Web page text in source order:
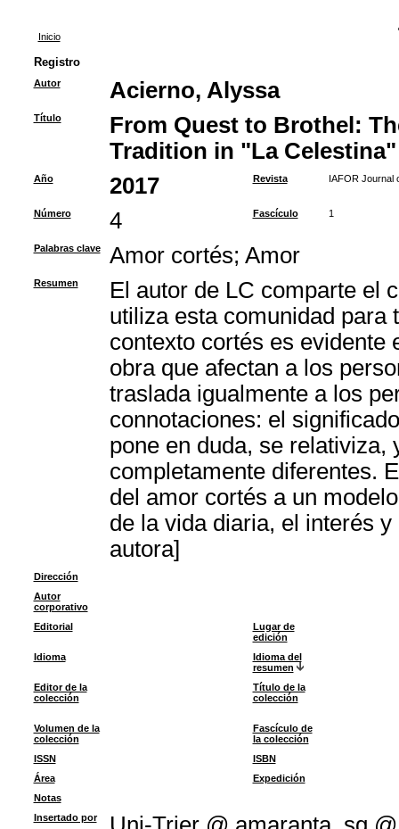
Inicio
Registro
Autor Acierno, Alyssa
Título
From Quest to Brothel:
Tradition in "La Celestina"
Año 2017 Revista IAFOR Journal
Número 4 Fascículo 1
Palabras clave Amor cortés; Amor
Resumen
El autor de LC comparte el
utiliza esta comunidad para
contexto cortés es evidente
obra que afectan a los
traslada igualmente a los
connotaciones: el
pone en duda, se
completamente diferentes.
del amor cortés a un
de la vida diaria, el interés
autora]
Dirección
Autor
corporativo
Editorial
Lugar de
edición
Idioma
Idioma del
resumen
Editor de la
colección
Título de la
colección
Volumen de la
colección
Fascículo de
la colección
ISSN
ISBN
Área
Expedición
Notas
Insertado por